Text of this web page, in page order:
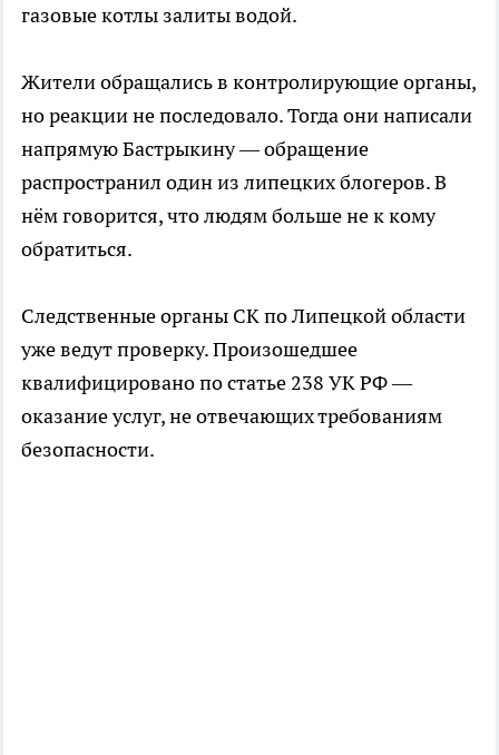
газовые котлы залиты водой.
Жители обращались в контролирующие органы,
но реакции не последовало. Тогда они написали
напрямую Бастрыкину — обращение
распространил один из липецких блогеров. В
нём говорится, что людям больше не к кому
обратиться.
Следственные органы СК по Липецкой области
уже ведут проверку. Произошедшее
квалифицировано по статье 238 УК РФ —
оказание услуг, не отвечающих требованиям
безопасности.